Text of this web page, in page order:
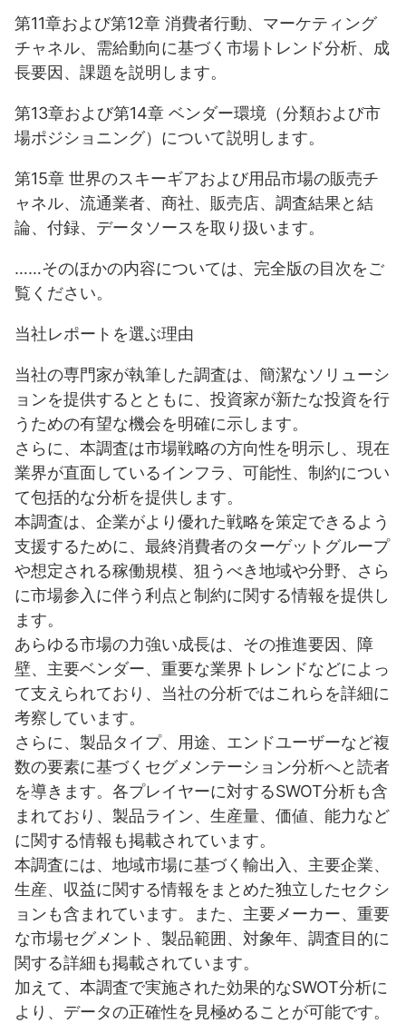
第11章および第12章 消費者行動、マーケティング
チャネル、需給動向に基づく市場トレンド分析、成
長要因、課題を説明します。
第13章および第14章 ベンダー環境（分類および市
場ポジショニング）について説明します。
第15章 世界のスキーギアおよび用品市場の販売チ
ャネル、流通業者、商社、販売店、調査結果と結
論、付録、データソースを取り扱います。
……そのほかの内容については、完全版の目次をご
覧ください。
当社レポートを選ぶ理由
当社の専門家が執筆した調査は、簡潔なソリューシ
ョンを提供するとともに、投資家が新たな投資を行
うための有望な機会を明確に示します。
さらに、本調査は市場戦略の方向性を明示し、現在
業界が直面しているインフラ、可能性、制約につい
て包括的な分析を提供します。
本調査は、企業がより優れた戦略を策定できるよう
支援するために、最終消費者のターゲットグループ
や想定される稼働規模、狙うべき地域や分野、さら
に市場参入に伴う利点と制約に関する情報を提供し
ます。
あらゆる市場の力強い成長は、その推進要因、障
壁、主要ベンダー、重要な業界トレンドなどによっ
て支えられており、当社の分析ではこれらを詳細に
考察しています。
さらに、製品タイプ、用途、エンドユーザーなど複
数の要素に基づくセグメンテーション分析へと読者
を導きます。各プレイヤーに対するSWOT分析も含
まれており、製品ライン、生産量、価値、能力など
に関する情報も掲載されています。
本調査には、地域市場に基づく輸出入、主要企業、
生産、収益に関する情報をまとめた独立したセクシ
ョンも含まれています。また、主要メーカー、重要
な市場セグメント、製品範囲、対象年、調査目的に
関する詳細も掲載されています。
加えて、本調査で実施された効果的なSWOT分析に
より、データの正確性を見極めることが可能です。